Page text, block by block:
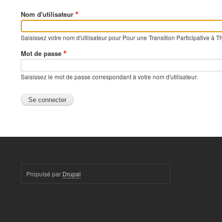
d'Ariane
Nom d'utilisateur
Saisissez votre nom d'utilisateur pour Pour une Transition Participative à
Mot de passe
Saisissez le mot de passe correspondant à votre nom d'utilisateur.
Propulsé par Drupal